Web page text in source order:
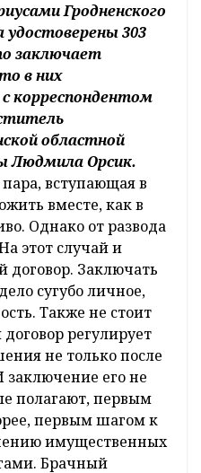
Гродненского
удостоверены 303
заключает
в них
с корреспондентом
областной
Людмила Орсик.
вступающая в
вместе, как в
Однако от развода
этот случай и
договор. Заключать
сугубо личное,
Также не стоит
регулирует
не только после
заключение его не
полагают, первым
первым шагом к
имущественных
Брачный